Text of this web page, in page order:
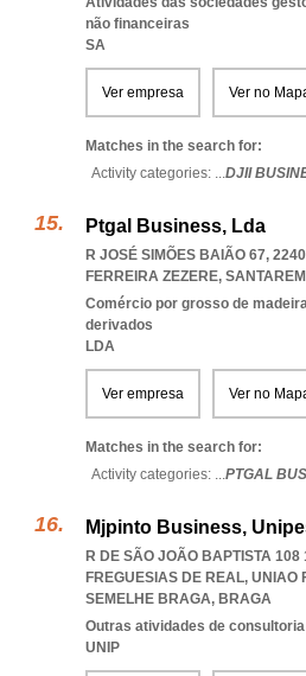
não financeiras
SA
Ver empresa Ver no
Matches in the search for:
Activity categories: ...DJII
Ptgal Business, Lda
R JOSÉ SIMÕES BAIÃO 67,
FERREIRA ZEZERE, SANTAREM
Comércio por grosso de
derivados
LDA
Ver empresa Ver no
Matches in the search for:
Activity categories: ...PTGAL
Mjpinto Business,
R DE SÃO JOÃO BAPTISTA
FREGUESIAS DE REAL, UNIAO
SEMELHE BRAGA, BRAGA
Outras atividades de
UNIP